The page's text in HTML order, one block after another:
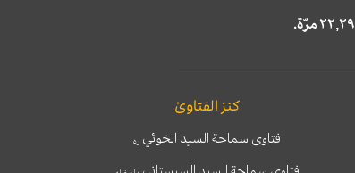
كنز الفتاوىٰ
فتاوى سماحة السيد الخوئي ره